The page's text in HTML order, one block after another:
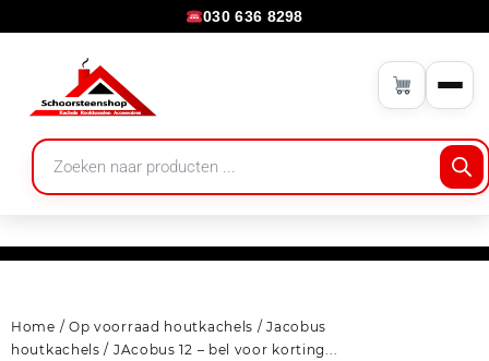
030 636 8298
Home / Op voorraad houtkachels /Jacobus
houtkachels / JAcobus 12 – bel voor korting...